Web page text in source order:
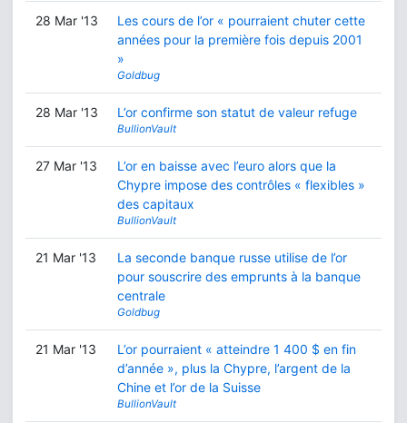
28 Mar '13
Les cours de l’or « pourraient chuter cette
années pour la première fois depuis 2001
»
Goldbug
28 Mar '13 L’or confirme son statut de valeur refuge
BullionVault
27 Mar '13
L’or en baisse avec l’euro alors que la
Chypre impose des contrôles « flexibles »
des capitaux
BullionVault
21 Mar '13
La seconde banque russe utilise de l’or
pour souscrire des emprunts à la banque
centrale
Goldbug
21 Mar '13
L’or pourraient « atteindre 1 400 $ en fin
d’année », plus la Chypre, l’argent de la
Chine et l’or de la Suisse
BullionVault